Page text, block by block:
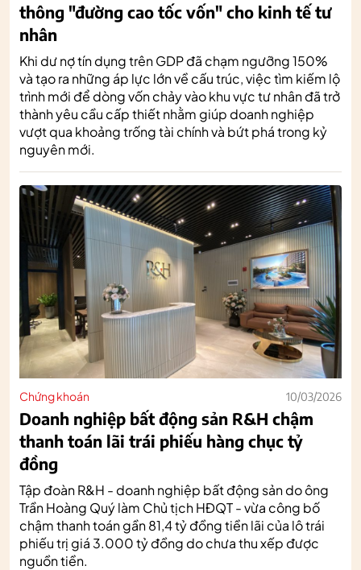
thông "đường cao tốc vốn" cho kinh tế tư
nhân
Khi dư nợ tín dụng trên GDP đã chạm ngưỡng 150%
và tạo ra những áp lực lớn về cấu trúc, việc tìm kiếm lộ
trình mới để dòng vốn chảy vào khu vực tư nhân đã trở
thành yêu cầu cấp thiết nhằm giúp doanh nghiệp
vượt qua khoảng trống tài chính và bứt phá trong kỷ
nguyên mới.
Chứng khoán 10/03/2026
Doanh nghiệp bất động sản R&H chậm
thanh toán lãi trái phiếu hàng chục tỷ
đồng
Tập đoàn R&H - doanh nghiệp bất động sản do ông
Trần Hoàng Quý làm Chủ tịch HĐQT - vừa công bố
chậm thanh toán gần 81,4 tỷ đồng tiền lãi của lô trái
phiếu trị giá 3.000 tỷ đồng do chưa thu xếp được
nguồn tiền.